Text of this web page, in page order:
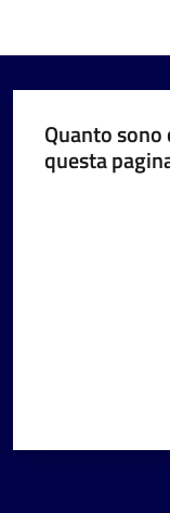
Quanto
questa